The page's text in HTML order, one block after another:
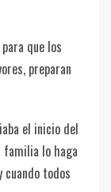
que los
preparan
el inicio del
familia lo haga
cuando todos